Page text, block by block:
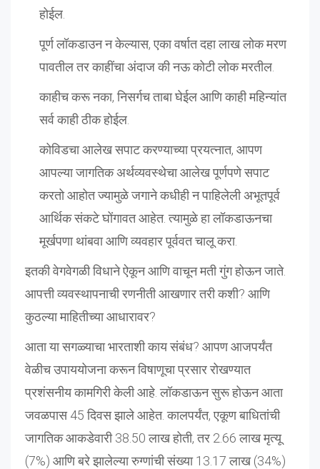
होईल.
पूर्ण लॉकडाउन न केल्यास, एका वर्षात दहा लाख लोक मरण
पावतील तर काहींचा अंदाज की नऊ कोटी लोक मरतील.
काहीच करू नका, निसर्गच ताबा घेईल आणि काही महिन्यांत
सर्व काही ठीक होईल.
कोविडचा आलेख सपाट करण्याच्या प्रयत्नात, आपण
आपल्या जागतिक अर्थव्यवस्थेचा आलेख पूर्णपणे सपाट
करतो आहोत ज्यामुळे जगाने कधीही न पाहिलेली अभूतपूर्व
आर्थिक संकटे घोंगावत आहेत. त्यामुळे हा लॉकडाऊनचा
मूर्खपणा थांबवा आणि व्यवहार पूर्ववत चालू करा.
इतकी वेगवेगळी विधाने ऐकून आणि वाचून मती गुंग होऊन जाते.
आपत्ती व्यवस्थापनाची रणनीती आखणार तरी कशी? आणि
कुठल्या माहितीच्या आधारावर?
आता या सगळ्याचा भारताशी काय संबंध? आपण आजपर्यंत
वेळीच उपाययोजना करून विषाणूचा प्रसार रोखण्यात
प्रशंसनीय कामगिरी केली आहे. लॉकडाऊन सुरू होऊन आता
जवळपास 45 दिवस झाले आहेत. कालपर्यंत, एकूण बाधितांची
जागतिक आकडेवारी 38.50 लाख होती, तर 2.66 लाख मृत्यू
(7%) आणि बरे झालेल्या रुग्णांची संख्या 13.17 लाख (34%)